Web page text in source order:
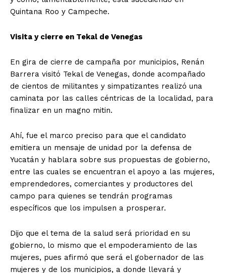
Quintana Roo y Campeche.
Visita y cierre en Tekal de Venegas
En gira de cierre de campaña por municipios, Renán
Barrera visitó Tekal de Venegas, donde acompañado
de cientos de militantes y simpatizantes realizó una
caminata por las calles céntricas de la localidad, para
finalizar en un magno mitin.
Ahí, fue el marco preciso para que el candidato
emitiera un mensaje de unidad por la defensa de
Yucatán y hablara sobre sus propuestas de gobierno,
entre las cuales se encuentran el apoyo a las mujeres,
emprendedores, comerciantes y productores del
campo para quienes se tendrán programas
específicos que los impulsen a prosperar.
Dijo que el tema de la salud será prioridad en su
gobierno, lo mismo que el empoderamiento de las
mujeres, pues afirmó que será el gobernador de las
mujeres y de los municipios, a donde llevará y